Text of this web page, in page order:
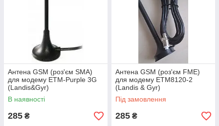
Антена GSM (роз'єм SMA)
для модему ETM-Purple 3G
(Landis&Gyr)
В наявності
285 ₴
Антена GSM (роз'єм FME)
для модему ETM8120-2
(Landis & Gyr)
Під замовлення
285 ₴